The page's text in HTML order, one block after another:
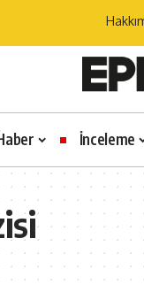
İnceleme